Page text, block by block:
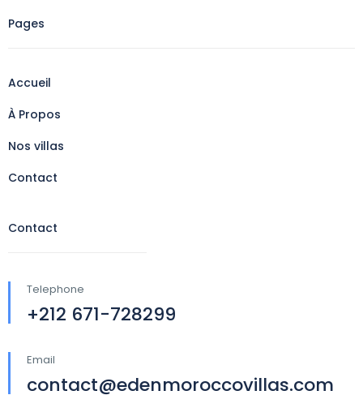
Pages
Accueil
À Propos
Nos villas
Contact
Contact
Telephone
+212 671-728299
Email
contact@edenmoroccovillas.com